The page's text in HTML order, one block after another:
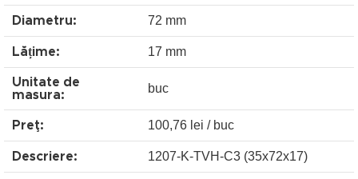
Diametru: 72 mm
Lățime: 17 mm
Unitate de
masura:
buc
Preţ: 100,76 lei / buc
Descriere: 1207-K-TVH-C3 (35x72x17)